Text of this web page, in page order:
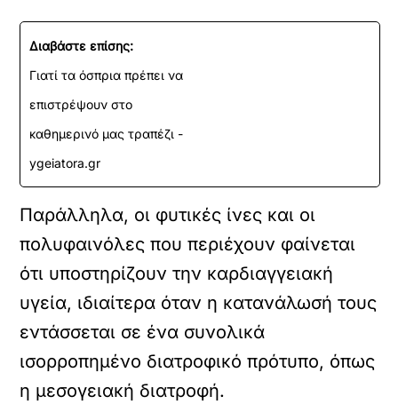
Διαβάστε επίσης:
Γιατί τα όσπρια πρέπει να
επιστρέψουν στο
καθημερινό μας τραπέζι -
ygeiatora.gr
Παράλληλα, οι φυτικές ίνες και οι
πολυφαινόλες που περιέχουν φαίνεται
ότι υποστηρίζουν την καρδιαγγειακή
υγεία, ιδιαίτερα όταν η κατανάλωσή τους
εντάσσεται σε ένα συνολικά
ισορροπημένο διατροφικό πρότυπο, όπως
η μεσογειακή διατροφή.